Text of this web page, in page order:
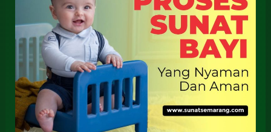
3262-
068